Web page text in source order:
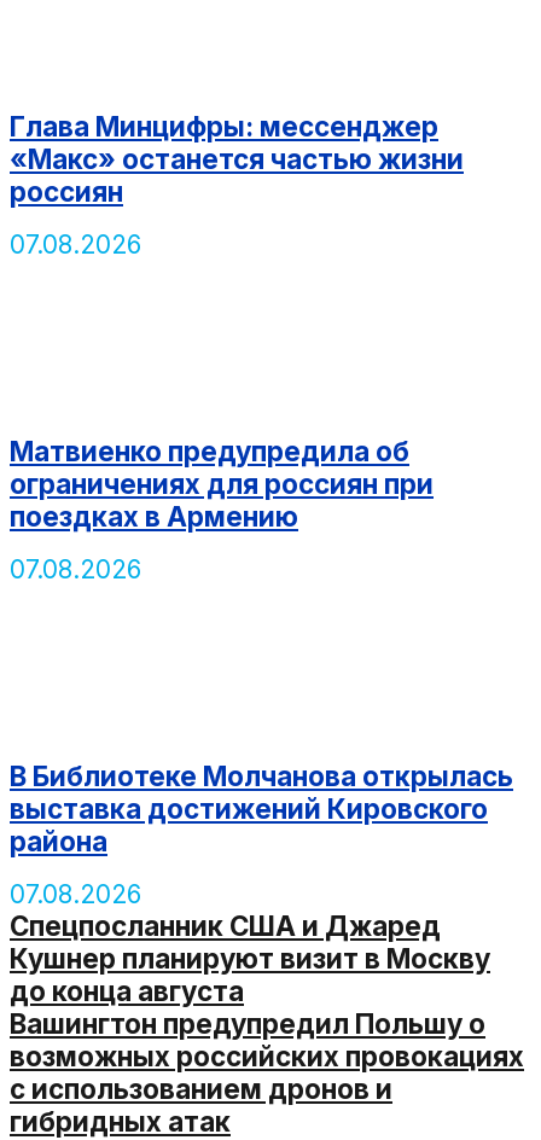
Глава Минцифры: мессенджер
«Макс» останется частью жизни
россиян
07.08.2026
Матвиенко предупредила об
ограничениях для россиян при
поездках в Армению
07.08.2026
В Библиотеке Молчанова открылась
выставка достижений Кировского
района
07.08.2026
Спецпосланник США и Джаред
Кушнер планируют визит в Москву
до конца августа
Вашингтон предупредил Польшу о
возможных российских провокациях
с использованием дронов и
гибридных атак